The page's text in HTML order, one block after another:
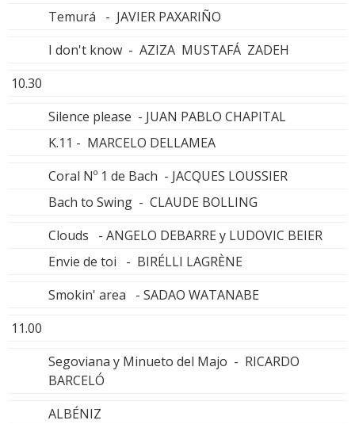
Temurá - JAVIER PAXARIÑO
I don't know - AZIZA MUSTAFÁ ZADEH
10.30
Silence please - JUAN PABLO CHAPITAL
K.11 - MARCELO DELLAMEA
Coral Nº 1 de Bach - JACQUES LOUSSIER
Bach to Swing - CLAUDE BOLLING
Clouds - ANGELO DEBARRE y LUDOVIC BEIER
Envie de toi - BIRÉLLI LAGRÈNE
Smokin' area - SADAO WATANABE
11.00
Segoviana y Minueto del Majo - RICARDO
BARCELÓ
ALBÉNIZ